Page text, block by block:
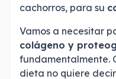
cachorros, para su
Vamos a necesitar
colágeno y
fundamentalmente.
dieta no quiere